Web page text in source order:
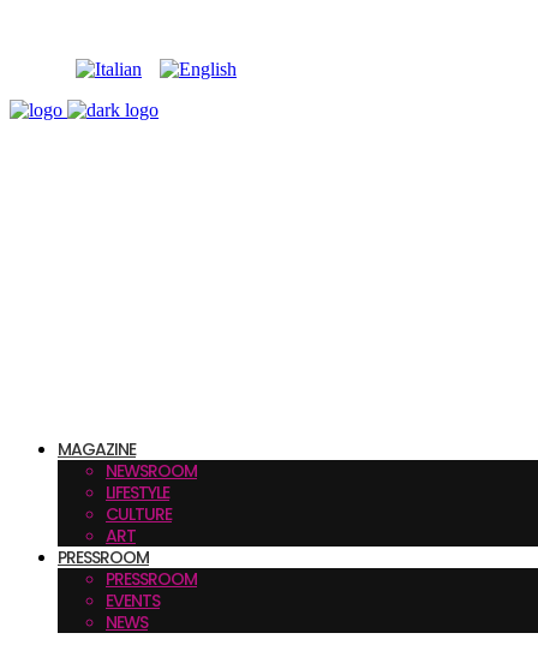
MAGAZINE
NEWSROOM
LIFESTYLE
CULTURE
ART
PRESSROOM
PRESSROOM
EVENTS
NEWS